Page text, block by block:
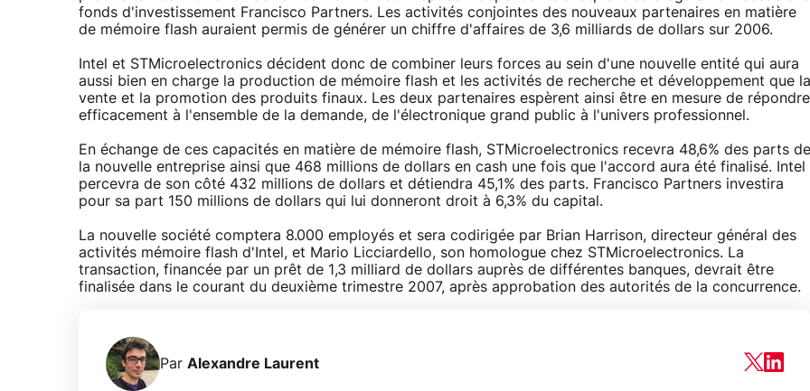
fonds d'investissement Francisco Partners. Les activités conjointes des nouveaux partenaires en matière
de mémoire flash auraient permis de générer un chiffre d'affaires de 3,6 milliards de dollars sur 2006.
Intel et STMicroelectronics décident donc de combiner leurs forces au sein d'une nouvelle entité qui aura
aussi bien en charge la production de mémoire flash et les activités de recherche et développement que la
vente et la promotion des produits finaux. Les deux partenaires espèrent ainsi être en mesure de répondre
efficacement à l'ensemble de la demande, de l'électronique grand public à l'univers professionnel.
En échange de ces capacités en matière de mémoire flash, STMicroelectronics recevra 48,6% des parts de
la nouvelle entreprise ainsi que 468 millions de dollars en cash une fois que l'accord aura été finalisé. Intel
percevra de son côté 432 millions de dollars et détiendra 45,1% des parts. Francisco Partners investira
pour sa part 150 millions de dollars qui lui donneront droit à 6,3% du capital.
La nouvelle société comptera 8.000 employés et sera codirigée par Brian Harrison, directeur général des
activités mémoire flash d'Intel, et Mario Licciardello, son homologue chez STMicroelectronics. La
transaction, financée par un prêt de 1,3 milliard de dollars auprès de différentes banques, devrait être
finalisée dans le courant du deuxième trimestre 2007, après approbation des autorités de la concurrence.
Par Alexandre Laurent